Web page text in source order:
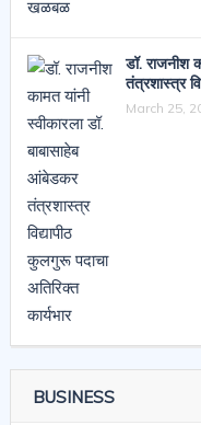
डॉ. राजनीश
तंत्रशास्त्र
March 25,
BUSINESS